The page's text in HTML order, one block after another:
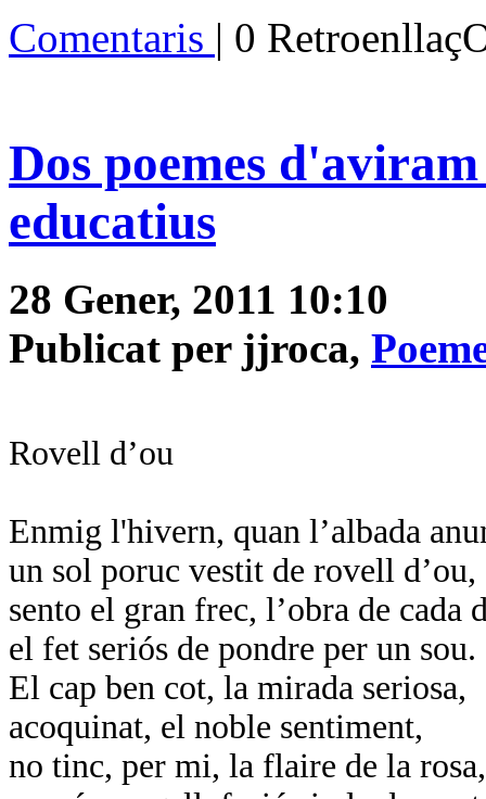
Comentaris | 0
Dos poemes
educatius
28 Gener, 2011 10:10
Publicat per jjroca,
Rovell d’ou
Enmig l'hivern, quan l’albada
un sol poruc vestit de rovell d’ou,
sento el gran frec, l’obra de cada
el fet seriós de pondre per un sou.
El cap ben cot, la mirada seriosa,
acoquinat, el noble sentiment,
no tinc, per mi, la flaire de la rosa,